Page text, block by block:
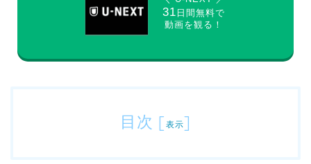
31 日間無料で
動画を観る！
目次 [ 表示]